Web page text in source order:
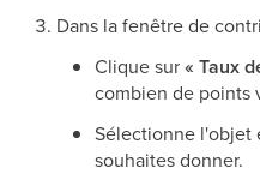
Dans la fenêtre de
Clique sur« Taux
combien de points
Sélectionne l'objet
souhaites donner.